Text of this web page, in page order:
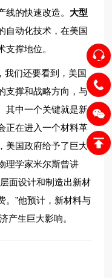
的快速改造。 大型
自动化技术，在美国
撑地位。
们还要看到，美国
支撑和战略方向，与
其中一个关键就是新
正在进入一个材料革
美国政府给予了巨大
理学家米尔斯曾讲
面设计和制造出新材
。”他预计，新材料与
产生巨大影响。